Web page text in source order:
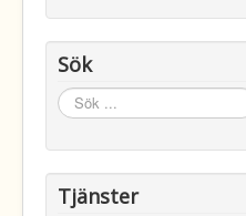
Sök
Sök
...
Tjänster